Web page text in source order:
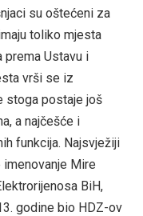
su oštećeni za
toliko mjesta
prema Ustavu i
vrši se iz
stoga postaje još
a najčešće i
funkcija. Najsvježiji
imenovanje Mire
BiH,
godine bio HDZ-ov